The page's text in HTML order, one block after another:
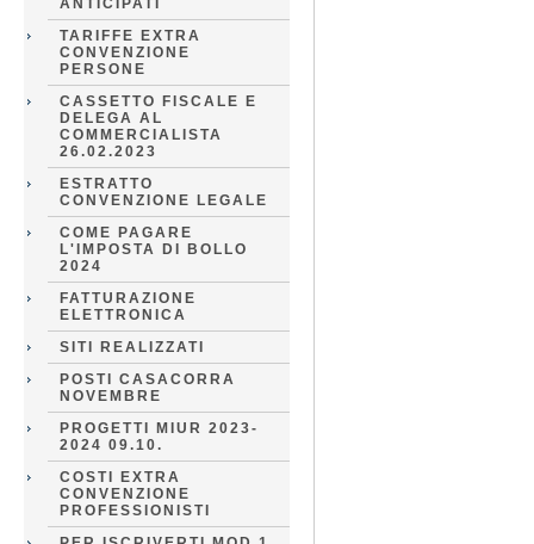
ANTICIPATI
TARIFFE EXTRA
CONVENZIONE
PERSONE
CASSETTO FISCALE E
DELEGA AL
COMMERCIALISTA
26.02.2023
ESTRATTO
CONVENZIONE LEGALE
COME PAGARE
L'IMPOSTA DI BOLLO
2024
FATTURAZIONE
ELETTRONICA
SITI REALIZZATI
POSTI CASACORRA
NOVEMBRE
PROGETTI MIUR 2023-
2024 09.10.
COSTI EXTRA
CONVENZIONE
PROFESSIONISTI